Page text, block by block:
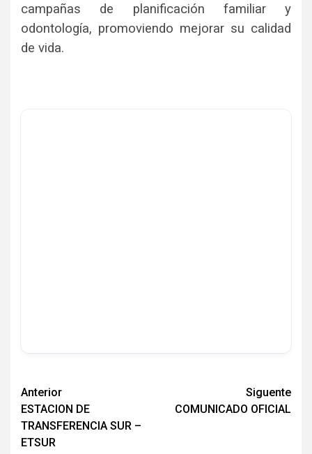
campañas de planificación familiar y
odontología, promoviendo mejorar su calidad
de vida.
Navegación
de
entradas
Anterior
ESTACION DE
TRANSFERENCIA SUR –
ETSUR
Siguente
COMUNICADO OFICIAL